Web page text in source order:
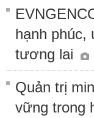
hạnh phúc,
tương lai
Quản trị
vững trong